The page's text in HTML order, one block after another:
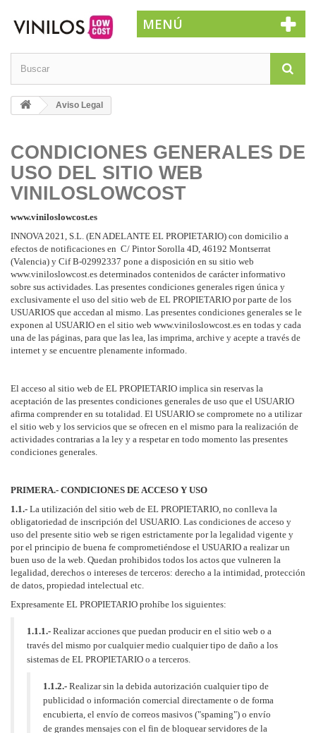
MENÚ
Aviso Legal
CONDICIONES GENERALES DE
USO DEL SITIO WEB
VINILOSLOWCOST
www.viniloslowcost.es
INNOVA 2021, S.L. (EN ADELANTE EL PROPIETARIO) con domicilio a
efectos de notificaciones en C/ Pintor Sorolla 4D, 46192 Montserrat
(Valencia) y Cif B-02992337 pone a disposición en su sitio web
www.viniloslowcost.es determinados contenidos de carácter informativo
sobre sus actividades. Las presentes condiciones generales rigen única y
exclusivamente el uso del sitio web de EL PROPIETARIO por parte de los
USUARIOS que accedan al mismo. Las presentes condiciones generales se le
exponen al USUARIO en el sitio web www.viniloslowcost.es en todas y cada
una de las páginas, para que las lea, las imprima, archive y acepte a través de
internet y se encuentre plenamente informado.
El acceso al sitio web de EL PROPIETARIO implica sin reservas la
aceptación de las presentes condiciones generales de uso que el USUARIO
afirma comprender en su totalidad. El USUARIO se compromete no a utilizar
el sitio web y los servicios que se ofrecen en el mismo para la realización de
actividades contrarias a la ley y a respetar en todo momento las presentes
condiciones generales.
PRIMERA.- CONDICIONES DE ACCESO Y USO
1.1.- La utilización del sitio web de EL PROPIETARIO, no conlleva la
obligatoriedad de inscripción del USUARIO. Las condiciones de acceso y
uso del presente sitio web se rigen estrictamente por la legalidad vigente y
por el principio de buena fe comprometiéndose el USUARIO a realizar un
buen uso de la web. Quedan prohibidos todos los actos que vulneren la
legalidad, derechos o intereses de terceros: derecho a la intimidad, protección
de datos, propiedad intelectual etc.
Expresamente EL PROPIETARIO prohíbe los siguientes:
1.1.1.- Realizar acciones que puedan producir en el sitio web o a
través del mismo por cualquier medio cualquier tipo de daño a los
sistemas de EL PROPIETARIO o a terceros.
1.1.2.- Realizar sin la debida autorización cualquier tipo de
publicidad o información comercial directamente o de forma
encubierta, el envío de correos masivos ("spaming") o envío
de grandes mensajes con el fin de bloquear servidores de la